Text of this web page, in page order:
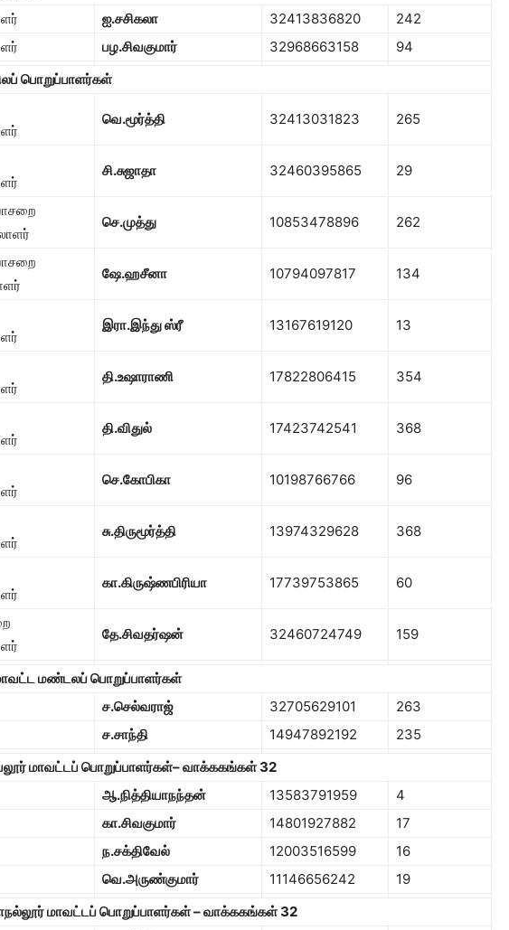
ஐ.சசிகலா 32413836820
242
பழ.சிவகுமார் 32968663158
94
பொறுப்பாளர்கள்
வெ.மூர்த்தி 32413031823 265
சி.சுஜாதா 32460395865 29
செ.முத்து 10853478896 262
ஷே.ஹசீனா 10794097817 134
இரா.இந்து ஸ்ரீ 13167619120 13
தி.உஷாராணி 17822806415 354
தி.விதுல் 17423742541 368
செ.கோபிகா 10198766766 96
சு.திருமூர்த்தி 13974329628 368
கா.கிருஷ்ணபிரியா 17739753865 60
தே.சிவதர்ஷன் 32460724749 159
மாவட்ட மண்டலப் பொறுப்பாளர்கள்
ச.செல்வராஜ் 32705629101
263
ச.சாந்தி 14947892192
235
மாவட்டப் பொறுப்பாளர்கள்–வாக்ககங்கள் 32
ஆ.நித்தியாநந்தன் 13583791959
4
கா.சிவகுமார் 14801927882
17
ந.சக்திவேல் 12003516599
16
வெ.அருண்குமார் 11146656242
19
மாவட்டப் பொறுப்பாளர்கள் – வாக்ககங்கள் 32